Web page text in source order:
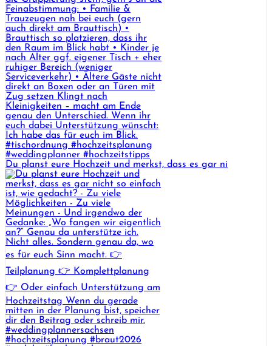
Du planst eure Hochzeit und merkst, dass es gar ni